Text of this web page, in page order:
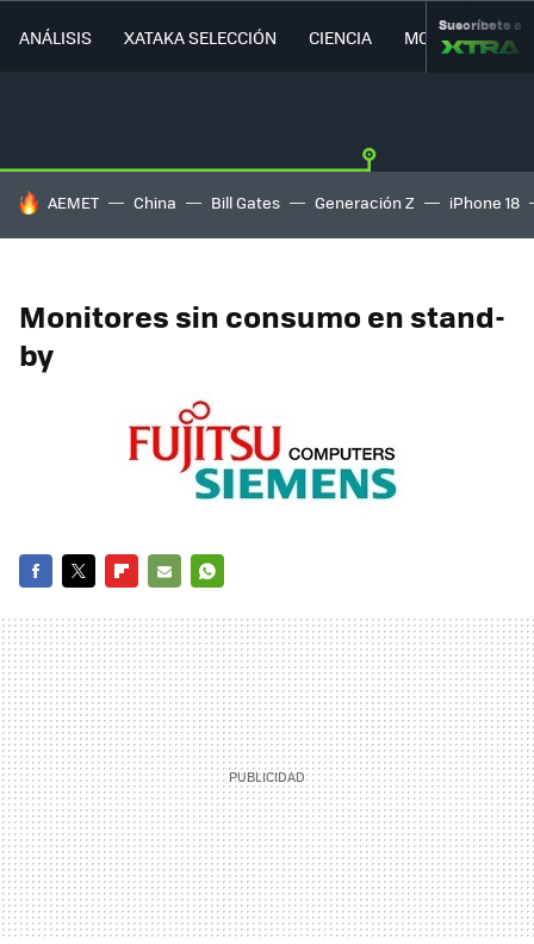
ANÁLISIS XATAKA SELECCIÓN CIENCIA MOVILIDAD
Suscríbete a
HOY SE HABLA DE
AEMET China Bill Gates Generación Z iPhone 18
Monitores sin consumo en stand-
by
MAIL